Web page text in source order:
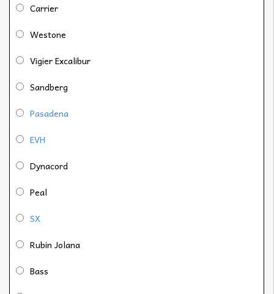
Carrier
Westone
Vigier Excalibur
Sandberg
Pasadena
EVH
Dynacord
Peal
SX
Rubin Jolana
Bass